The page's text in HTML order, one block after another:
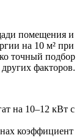
помещения и
на 10 м² при
точный подбор
других факторов.
на 10–12 кВт с
коэффициент